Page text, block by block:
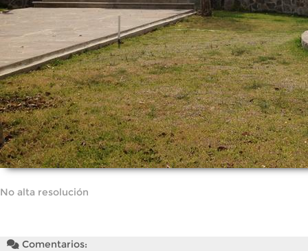
No alta resolución
Comentarios: